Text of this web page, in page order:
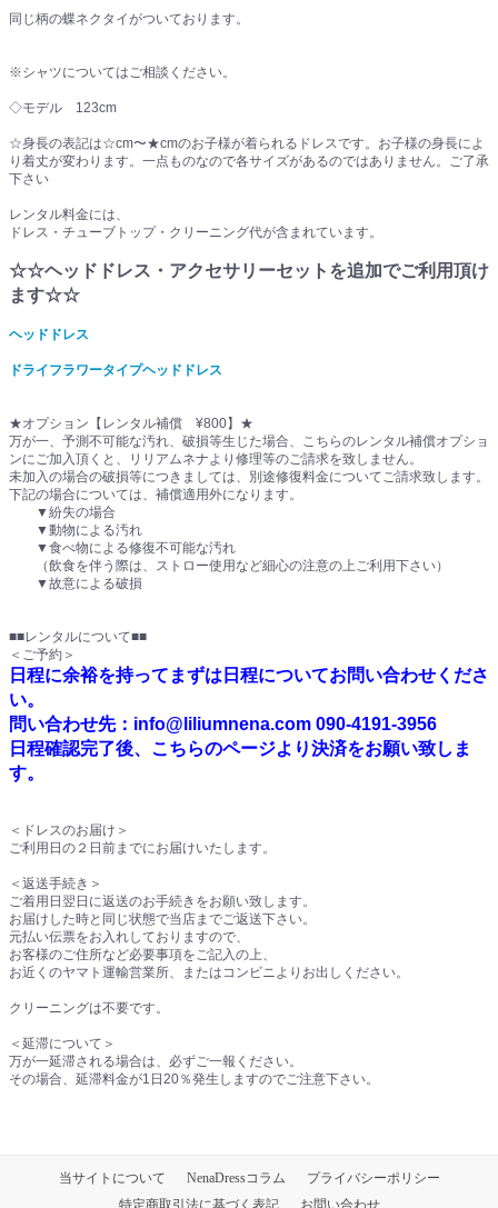
同じ柄の蝶ネクタイがついております。
※シャツについてはご相談ください。
◇モデル 123cm
☆身長の表記は☆cm〜★cmのお子様が着られるドレスです。お子様の身長によ
り着丈が変わります。一点ものなので各サイズがあるのではありません。ご了承
下さい
レンタル料金には、
ドレス・チューブトップ・クリーニング代が含まれています。
☆☆ヘッドドレス・アクセサリーセットを追加でご利用頂け
ます☆☆
ヘッドドレス
ドライフラワータイプヘッドドレス
★オプション【レンタル補償 ¥800】★
万が一、予測不可能な汚れ、破損等生じた場合、こちらのレンタル補償オプショ
ンにご加入頂くと、リリアムネナより修理等のご請求を致しません。
未加入の場合の破損等につきましては、別途修復料金についてご請求致します。
下記の場合については、補償適用外になります。
▼紛失の場合
▼動物による汚れ
▼食べ物による修復不可能な汚れ
（飲食を伴う際は、ストロー使用など細心の注意の上ご利用下さい）
▼故意による破損
■■レンタルについて■■
＜ご予約＞
日程に余裕を持ってまずは日程についてお問い合わせくださ
い。
問い合わせ先：info@liliumnena.com 090-4191-3956
日程確認完了後、こちらのページより決済をお願い致しま
す。
＜ドレスのお届け＞
ご利用日の２日前までにお届けいたします。
＜返送手続き＞
ご着用日翌日に返送のお手続きをお願い致します。
お届けした時と同じ状態で当店までご返送下さい。
元払い伝票をお入れしておりますので、
お客様のご住所など必要事項をご記入の上、
お近くのヤマト運輸営業所、またはコンビニよりお出しください。
クリーニングは不要です。
＜延滞について＞
万が一延滞される場合は、必ずご一報ください。
その場合、延滞料金が1日20％発生しますのでご注意下さい。
当サイトについて NenaDressコラム
プライバシーポリシー
特定商取引法に基づく表記
お問い合わせ